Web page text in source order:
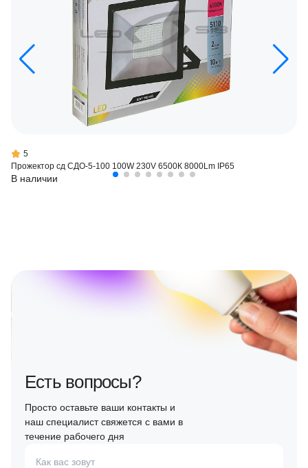
5
Прожектор сд СДО-5-100 100W 230V 6500К 8000Lm IP65
В наличии
Есть вопросы?
Просто оставьте ваши контакты и
наш специалист свяжется с вами в
течение рабочего дня
Как вас зовут